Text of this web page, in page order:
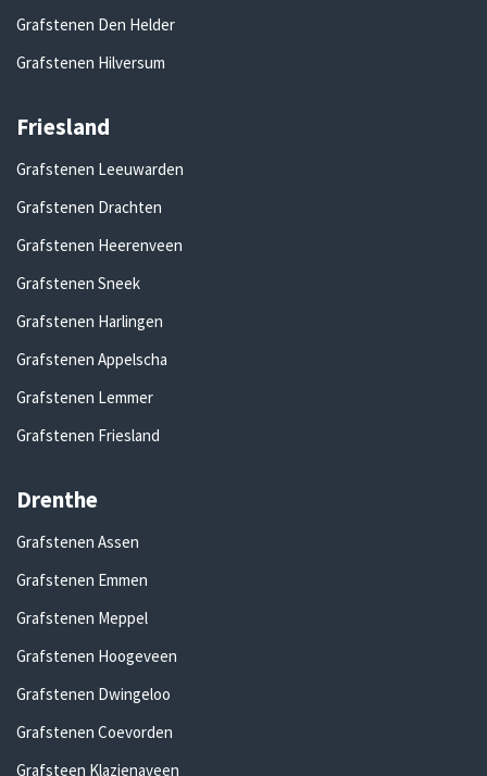
Grafstenen Den Helder
Grafstenen Hilversum
Friesland
Grafstenen Leeuwarden
Grafstenen Drachten
Grafstenen Heerenveen
Grafstenen Sneek
Grafstenen Harlingen
Grafstenen Appelscha
Grafstenen Lemmer
Grafstenen Friesland
Drenthe
Grafstenen Assen
Grafstenen Emmen
Grafstenen Meppel
Grafstenen Hoogeveen
Grafstenen Dwingeloo
Grafstenen Coevorden
Grafsteen Klazienaveen